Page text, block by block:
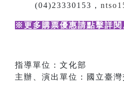
(04)23330153，
※更多購票優惠請點擊詳閱
指導單位：文化部
主辦、演出單位：國立臺灣